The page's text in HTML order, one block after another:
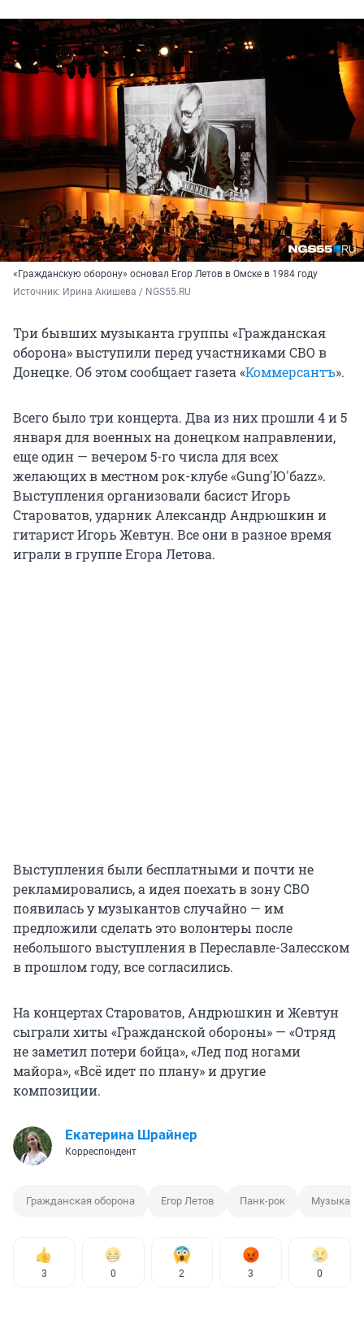
«Гражданскую оборону» основал Егор Летов в Омске в 1984 году
Источник: Ирина Акишева / NGS55.RU
Три бывших музыканта группы «Гражданская
оборона» выступили перед участниками СВО в
Донецке. Об этом сообщает газета «Коммерсантъ».
Всего было три концерта. Два из них прошли 4 и 5
января для военных на донецком направлении,
еще один — вечером 5-го числа для всех
желающих в местном рок-клубе «Gung'Ю'баzz».
Выступления организовали басист Игорь
Староватов, ударник Александр Андрюшкин и
гитарист Игорь Жевтун. Все они в разное время
играли в группе Егора Летова.
Выступления были бесплатными и почти не
рекламировались, а идея поехать в зону СВО
появилась у музыкантов случайно — им
предложили сделать это волонтеры после
небольшого выступления в Переславле-Залесском
в прошлом году, все согласились.
На концертах Староватов, Андрюшкин и Жевтун
сыграли хиты «Гражданской обороны» — «Отряд
не заметил потери бойца», «Лед под ногами
майора», «Всё идет по плану» и другие
композиции.
Екатерина Шрайнер
Корреспондент
Гражданская оборона Егор Летов Панк-рок Музыка
3 0 2 3 0